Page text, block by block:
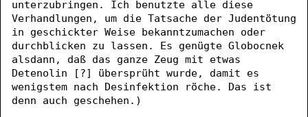
unterzubringen. Ich benutzte alle diese
Verhandlungen, um die Tatsache der Judentötung
in geschickter Weise bekanntzumachen oder
durchblicken zu lassen. Es genügte Globocnek
alsdann, daß das ganze Zeug mit etwas
Detenolin [?] übersprüht wurde, damit es
wenigstem nach Desinfektion röche. Das ist
denn auch geschehen.)